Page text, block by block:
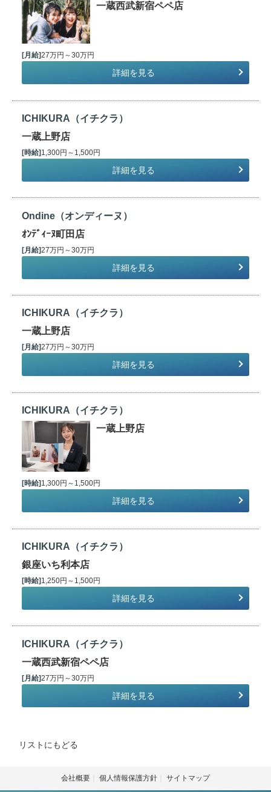
一蔵西武新宿ペペ店
[月給]27万円～30万円
詳細を見る
ICHIKURA（イチクラ）
一蔵上野店
[時給]1,300円～1,500円
詳細を見る
Ondine（オンディーヌ）
ｵﾝﾃﾞｨｰﾇ町田店
[月給]27万円～30万円
詳細を見る
ICHIKURA（イチクラ）
一蔵上野店
[月給]27万円～30万円
詳細を見る
ICHIKURA（イチクラ）
一蔵上野店
[時給] 1,300円～1,500円
詳細を見る
ICHIKURA（イチクラ）
銀座いち利本店
[時給] 1,250円～1,500円
詳細を見る
ICHIKURA（イチクラ）
一蔵西武新宿ペペ店
[月給]27万円～30万円
詳細を見る
リストにもどる
会社概要 個人情報保護方針 サイトマップ